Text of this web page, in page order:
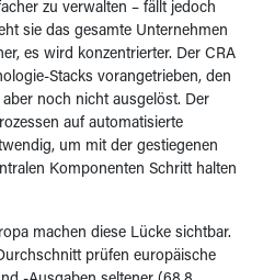
zu verwalten – fällt jedoch
sie das gesamte Unternehmen
es wird konzentrierter. Der CRA
Stacks vorangetrieben, den
noch nicht ausgelöst. Der
auf automatisierte
um mit der gestiegenen
Komponenten Schritt halten
machen diese Lücke sichtbar.
prüfen europäische